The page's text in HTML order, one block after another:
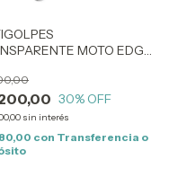
MOTO EDGE
30% OFF
sin interés
con Transferencia o